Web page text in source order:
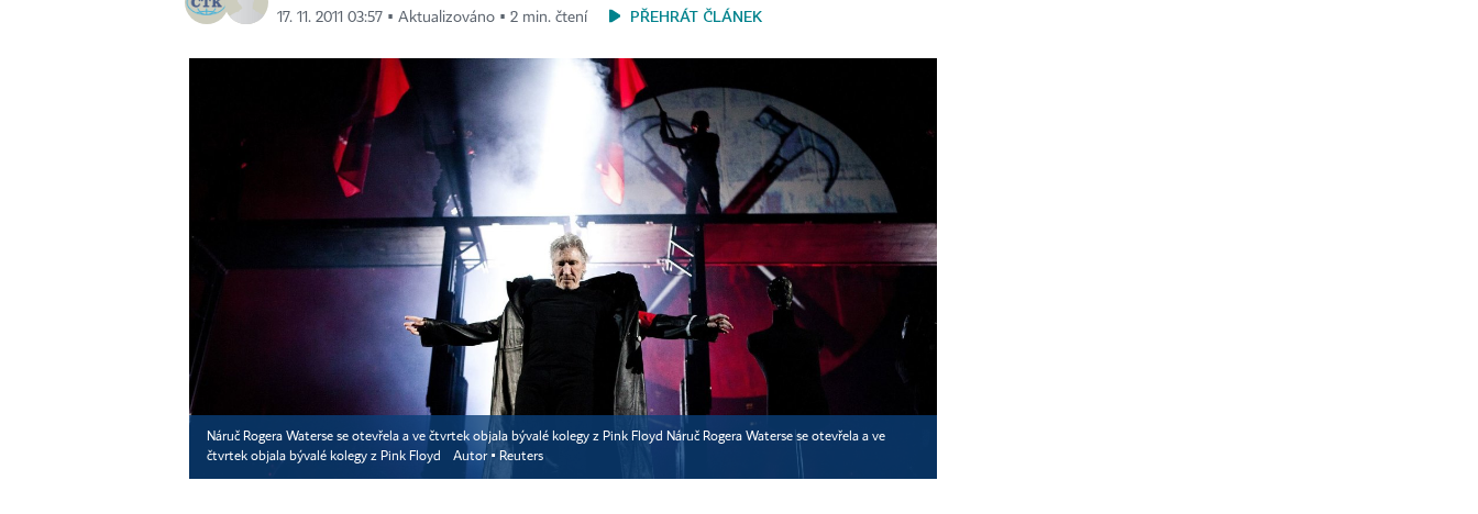
17. 11. 2011 03:57 ▪ Aktualizováno ▪ 2 min. čtení PŘEHRÁT ČLÁNEK
Náruč Rogera Waterse se otevřela a ve čtvrtek objala bývalé kolegy z Pink Floyd Náruč Rogera Waterse se otevřela a ve
čtvrtek objala bývalé kolegy z Pink Floyd
Autor ▪ Reuters